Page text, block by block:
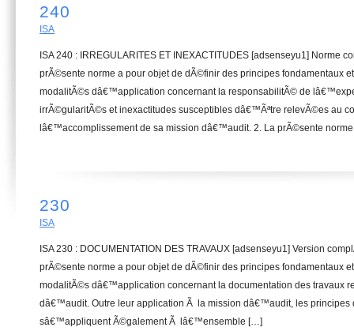
240
ISA
ISA 240 : IRREGULARITES ET INEXACTITUDES [adsenseyu1] Norme
prÃ©sente norme a pour objet de dÃ©finir des principes fondamentaux
modalitÃ©s dâ€™application concernant la responsabilitÃ© de
irrÃ©gularitÃ©s et inexactitudes susceptibles dâ€™Ãªtre relevÃ©es au
lâ€™accomplissement de sa mission dâ€™audit. 2. La prÃ©sente
230
ISA
ISA 230 : DOCUMENTATION DES TRAVAUX [adsenseyu1] Version
prÃ©sente norme a pour objet de dÃ©finir des principes fondamentaux
modalitÃ©s dâ€™application concernant la documentation des travaux
dâ€™audit. Outre leur application Ã la mission dâ€™audit, les principes
sâ€™appliquent Ã©galement Ã lâ€™ensemble […]